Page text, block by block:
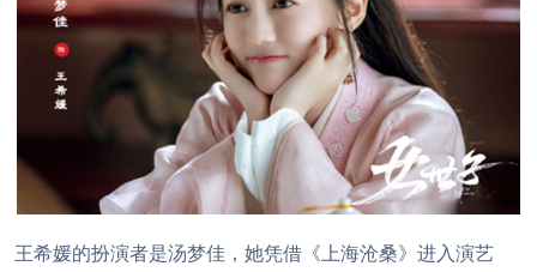
王希媛的扮演者是汤梦佳，她凭借《上海沧桑》进入演艺